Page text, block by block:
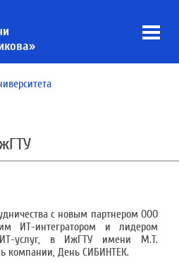
с новым партнером ООО
ИТ-интегратором и лидером
ИТ-услуг, в ИжГТУ имени М.Т.
компании, День СИБИНТЕК.